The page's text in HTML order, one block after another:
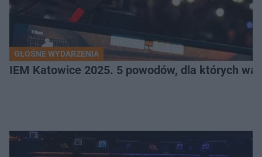
GŁOŚNE WYDARZENIA
IEM Katowice 2025. 5 powodów, dla których